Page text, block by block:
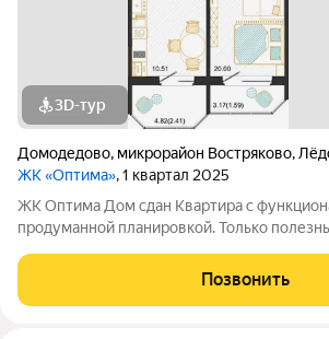
3D-тур
Домодедово, микрорайон Востряково,
ЖК «Оптима», 1 квартал 2025
ЖК Оптима Дом сдан Квартира с функциональной и
продуманной планировкой. Только
бурлящем жизнью городе. Рядом лес, пруд
«Елочки». В непосредственной близости
Позвонить